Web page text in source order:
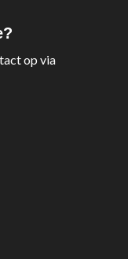
op via